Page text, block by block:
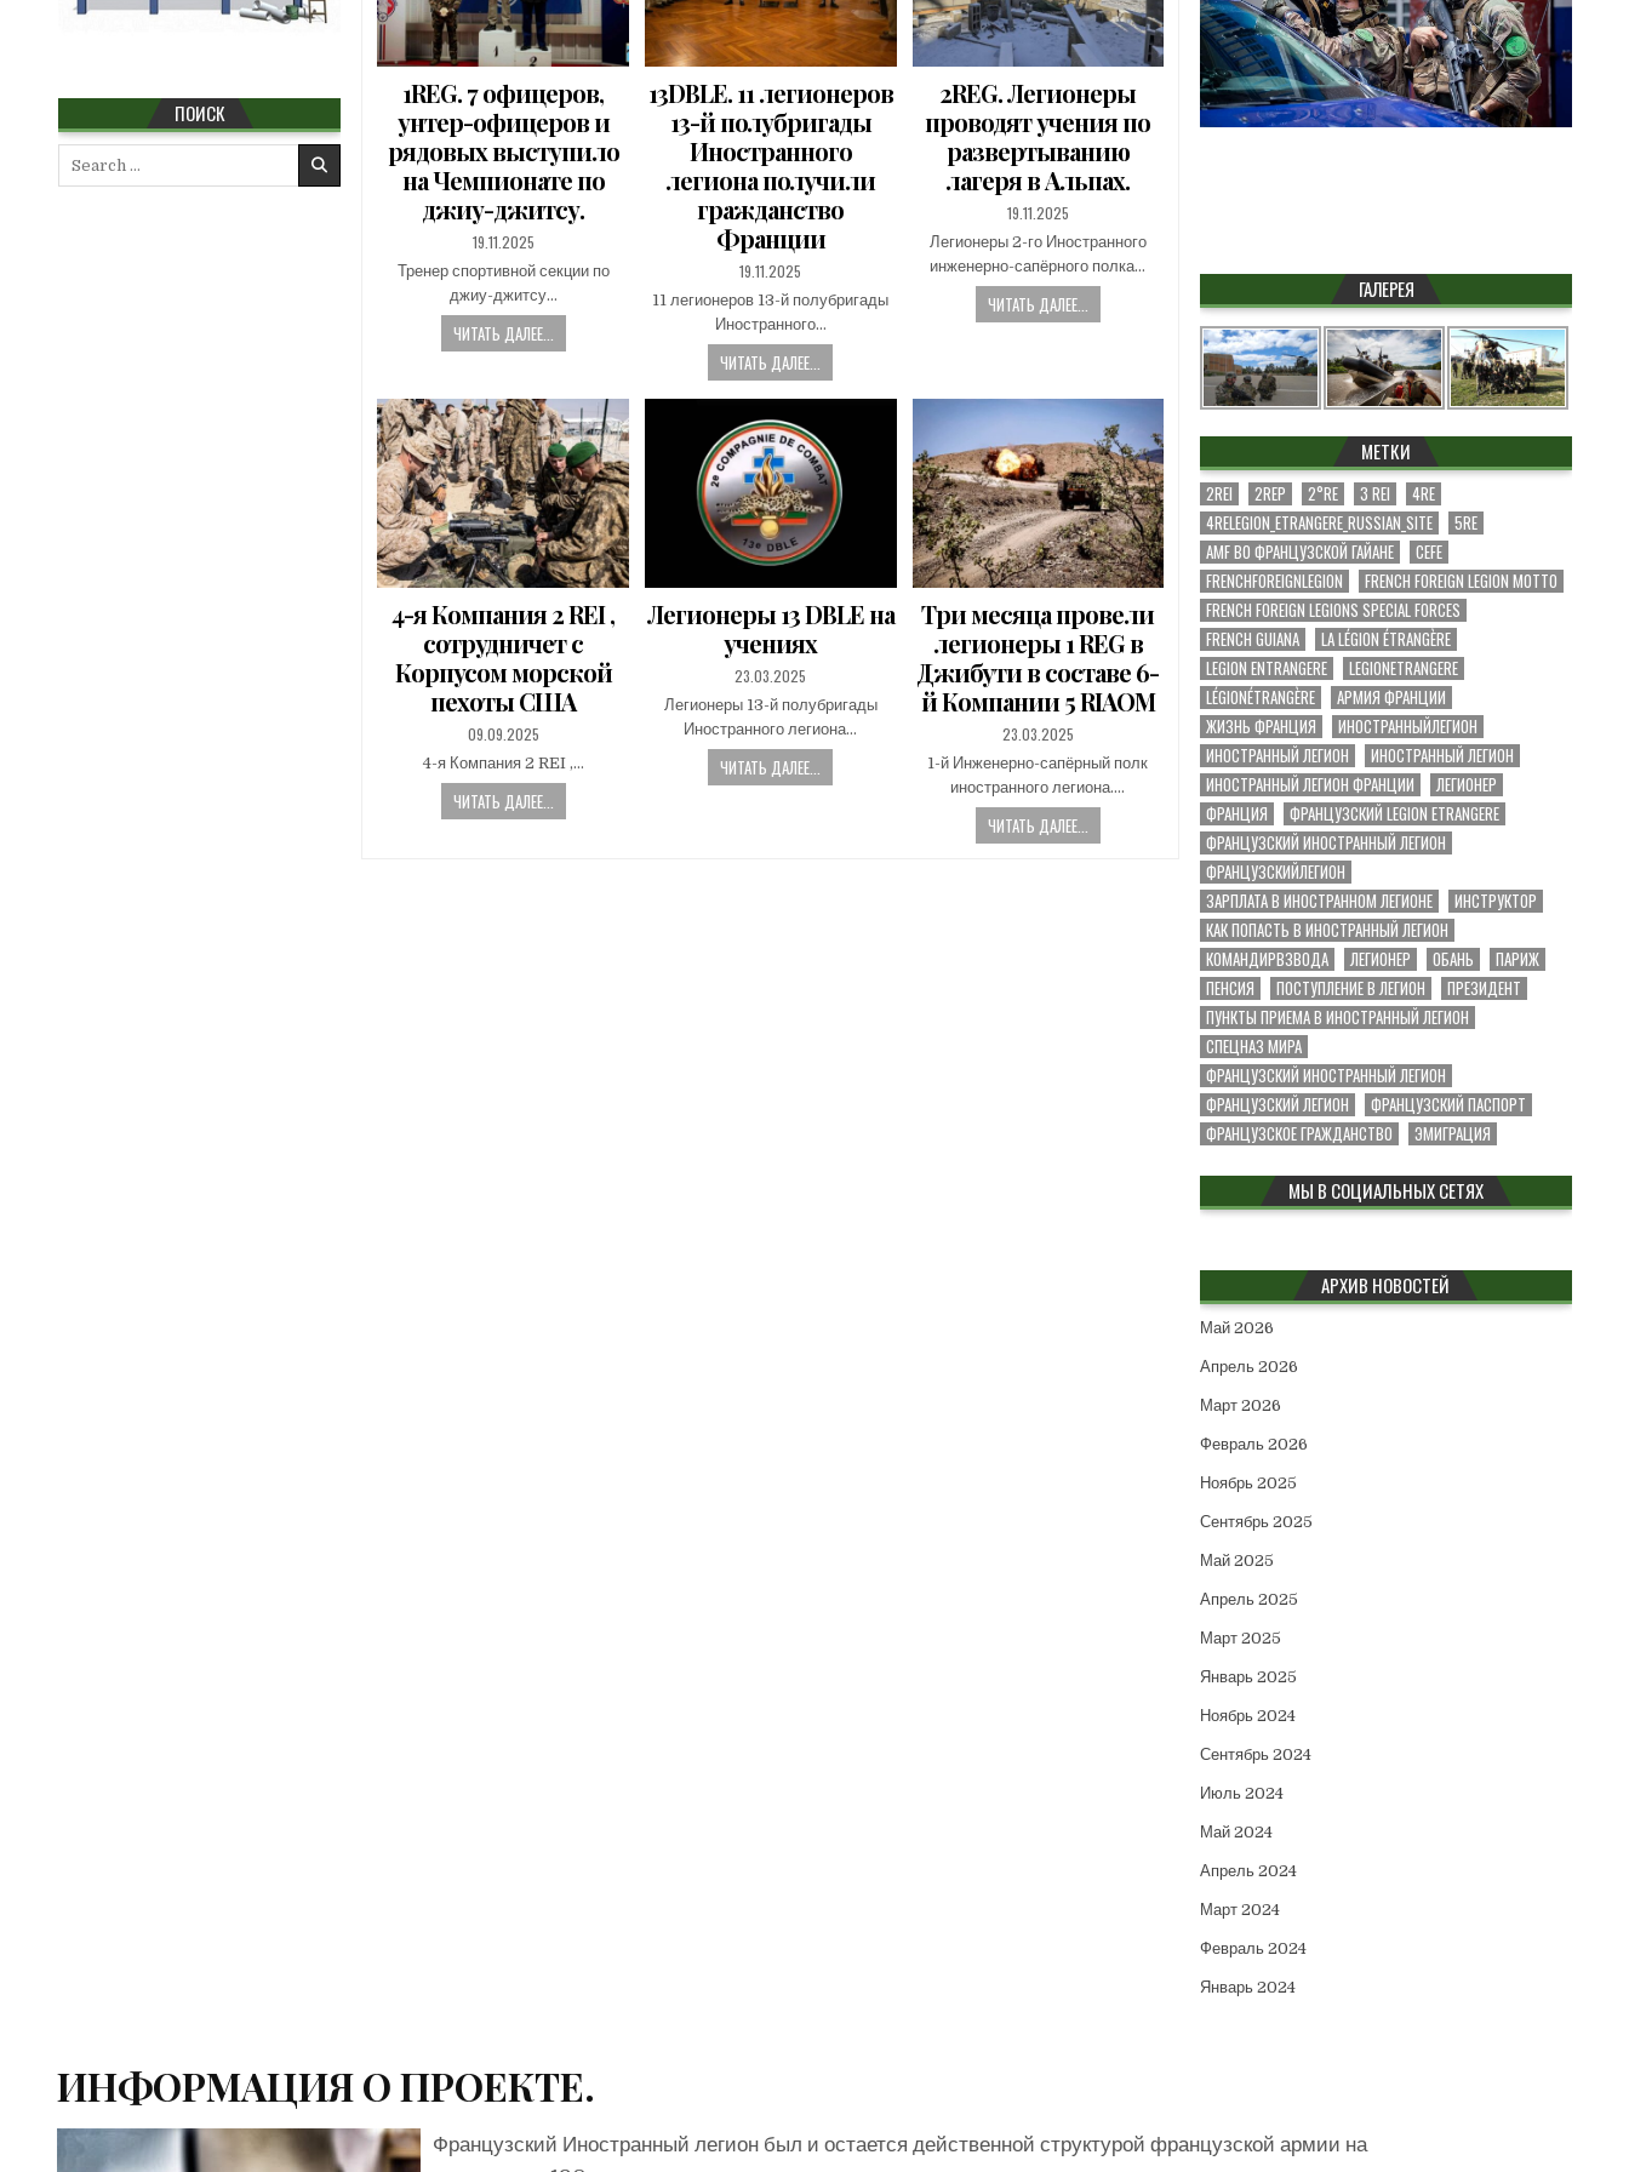
1REG. 7 офицеров,
унтер-офицеров и
рядовых выступило
на Чемпионате по
джиу-джитсу.
PUBLISHED
DATE:
19.11.2025
Тренер спортивной секции по
джиу-джитсу…
ЧИТАТЬ ДАЛЕЕ...
13DBLE. 11 легионеров
13-й полубригады
Иностранного
легиона получили
гражданство
Франции
PUBLISHED
DATE:
19.11.2025
11 легионеров 13-й полубригады
Иностранного…
ЧИТАТЬ ДАЛЕЕ...
2REG. Легионеры
проводят учения по
развертыванию
лагеря в Альпах.
PUBLISHED
DATE:
19.11.2025
Легионеры 2-го Иностранного
инженерно-сапёрного полка…
ЧИТАТЬ ДАЛЕЕ...
4-я Компания 2 REI ,
сотрудничет с
Корпусом морской
пехоты США
PUBLISHED
DATE:
09.09.2025
4-я Компания 2 REI ,…
ЧИТАТЬ ДАЛЕЕ...
Легионеры 13 DBLE на
учениях
PUBLISHED
DATE:
23.03.2025
Легионеры 13-й полубригады
Иностранного легиона…
ЧИТАТЬ ДАЛЕЕ...
Три месяца провели
легионеры 1 REG в
Джибути в составе 6-
й Компании 5 RIAOM
PUBLISHED
DATE:
23.03.2025
1-й Инженерно-сапёрный полк
иностранного легиона….
ЧИТАТЬ ДАЛЕЕ...
ПОИСК
ГАЛЕРЕЯ
МЕТКИ
2REI 2REP 2°RE 3 REI
4RE
4RELEGION_ETRANGERE_RUSSIAN_SITE
5RE
AMF ВО ФРАНЦУЗСКОЙ ГАЙАНЕ
CEFE
FRENCHFOREIGNLEGION
FRENCH FOREIGN LEGION MOTTO
FRENCH FOREIGN LEGIONS SPECIAL FORCES
FRENCH GUIANA
LA LÉGION ÉTRANGÈRE
LEGION ENTRANGERE
LEGIONETRANGERE
LÉGIONÉTRANGÈRE
АРМИЯ ФРАНЦИИ
ЖИЗНЬ ФРАНЦИЯ
ИНОСТРАННЫЙЛЕГИОН
ИНОСТРАННЫЙ ЛЕГИОН
ИНОСТРАННЫЙ ЛЕГИОН
ИНОСТРАННЫЙ ЛЕГИОН ФРАНЦИИ
ЛЕГИОНЕР
ФРАНЦИЯ
ФРАНЦУЗСКИЙ LEGION ETRANGERE
ФРАНЦУЗСКИЙ ИНОСТРАННЫЙ ЛЕГИОН
ФРАНЦУЗСКИЙЛЕГИОН
ЗАРПЛАТА В ИНОСТРАННОМ ЛЕГИОНЕ
ИНСТРУКТОР
КАК ПОПАСТЬ В ИНОСТРАННЫЙ ЛЕГИОН
КОМАНДИРВЗВОДА
ЛЕГИОНЕР ОБАНЬ
ПАРИЖ
ПЕНСИЯ
ПОСТУПЛЕНИЕ В ЛЕГИОН
ПРЕЗИДЕНТ
ПУНКТЫ ПРИЕМА В ИНОСТРАННЫЙ ЛЕГИОН
СПЕЦНАЗ МИРА
ФРАНЦУЗСКИЙ ИНОСТРАННЫЙ ЛЕГИОН
ФРАНЦУЗСКИЙ ЛЕГИОН
ФРАНЦУЗСКИЙ ПАСПОРТ
ФРАНЦУЗСКОЕ ГРАЖДАНСТВО
ЭМИГРАЦИЯ
МЫ В СОЦИАЛЬНЫХ СЕТЯХ
АРХИВ НОВОСТЕЙ
Май 2026
Апрель 2026
Март 2026
Февраль 2026
Ноябрь 2025
Сентябрь 2025
Май 2025
Апрель 2025
Март 2025
Январь 2025
Ноябрь 2024
Сентябрь 2024
Июль 2024
Май 2024
Апрель 2024
Март 2024
Февраль 2024
Январь 2024
ИНФОРМАЦИЯ О ПРОЕКТЕ.
Французский Иностранный легион был и остается действенной структурой французской армии на